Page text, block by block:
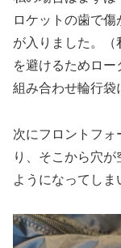
ロケットの歯で
が入りました。
を避けるためロ
組み合わせ輪行袋
次にフロントフ
り、そこから穴
ようになってしま